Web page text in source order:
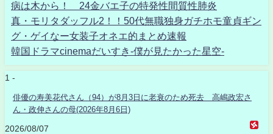
病は木から！ 24金バエ子の特発性間質性肺炎
真・モリタダッフル2！！50代無職独身ガチホモ童貞ギン
グ・ゲイなー女装子オネエ的まとめ速報
韓国ドラマcinemaだいすき-僕が見たかった星空-
1 -
俳優の寿美花代さん（94）が8月3日に老衰のため死去 高嶋政宏さ
ん・政伸さんの母(2026年8月6日)
2026/08/07